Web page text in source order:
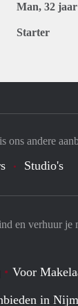
Man, 32 jaar
Starter
en verhuur je
Voor
in
ons andere
Studio's